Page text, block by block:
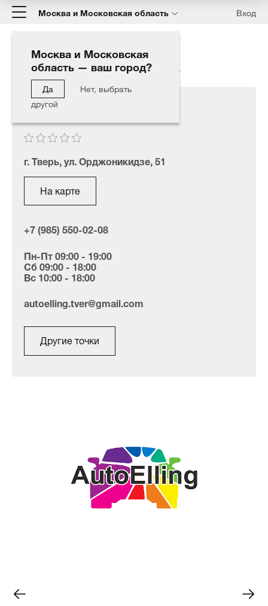
Москва и Московская область
Москва и Московская
область — ваш город?
Да
Нет, выбрать
другой
Вход
Главная Наши дилеры AutoElling Тверь
AutoElling Тверь
г. Тверь, ул. Орджоникидзе, 51
На карте
+7 (985) 550-02-08
Пн-Пт 09:00 - 19:00
Сб 09:00 - 18:00
Вс 10:00 - 18:00
autoelling.tver@gmail.com
Другие точки